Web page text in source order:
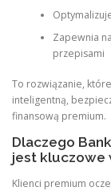
Zapewnia
przepisami
To rozwiązanie,
inteligentną,
finansową premium.
Dlaczego
jest kluczowe
Klienci premium